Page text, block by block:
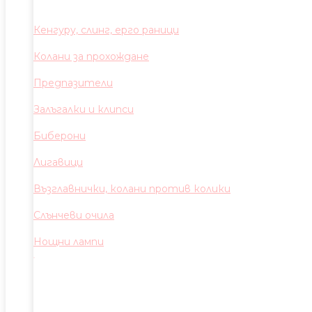
Кенгуру, слинг, ерго раници
Колани за прохождане
Предпазители
Залъгалки и клипси
Биберони
Лигавици
Възглавнички, колани против колики
Слънчеви очила
Нощни лампи